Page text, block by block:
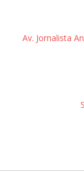
Av. Jornalista